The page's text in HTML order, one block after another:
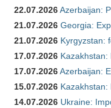
22.07.2026Azerbaijan:
21.07.2026 Georgia:
21.07.2026 Kyrgyzstan:
17.07.2026
17.07.2026Azerbaijan:
15.07.2026
14.07.2026 Ukraine: